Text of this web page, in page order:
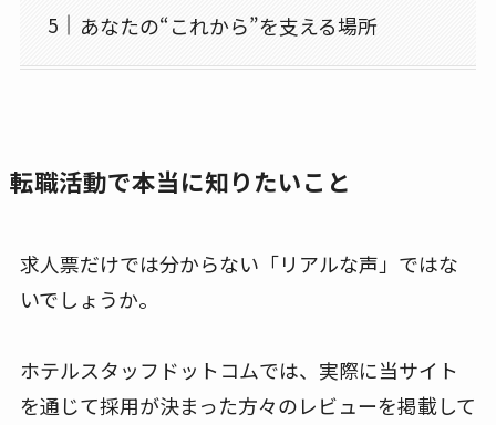
あなたの“これから”を支える場所
転職活動で本当に知りたいこと
求人票だけでは分からない「リアルな声」ではな
いでしょうか。
ホテルスタッフドットコムでは、実際に当サイト
を通じて採用が決まった方々のレビューを掲載して